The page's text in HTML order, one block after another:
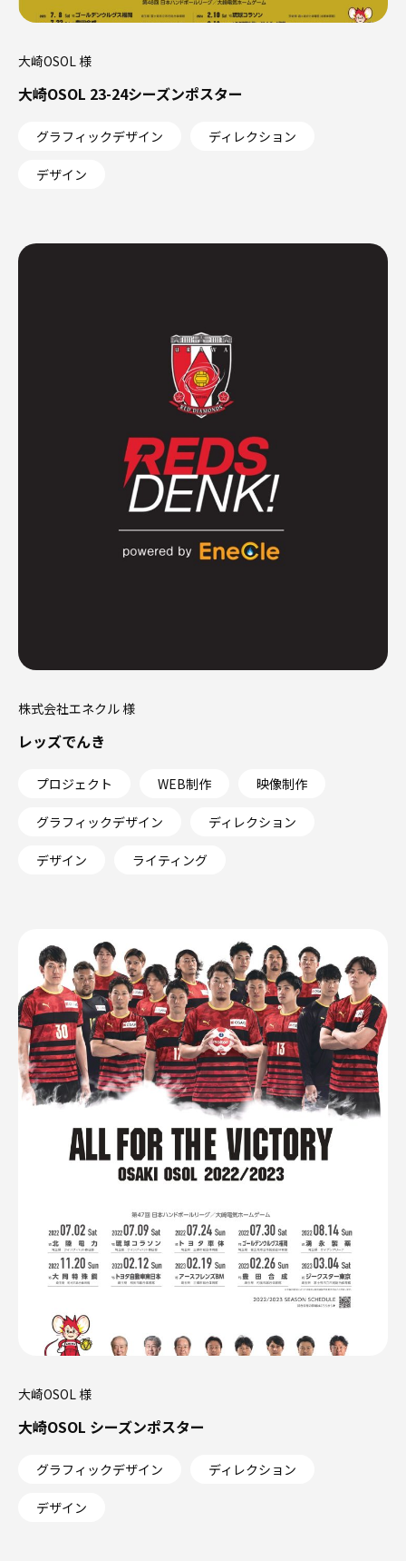
大崎OSOL 様
大崎OSOL 23-24シーズンポスター
グラフィックデザイン ディレクション
デザイン
株式会社エネクル 様
レッズでんき
プロジェクト WEB制作 映像制作
グラフィックデザイン ディレクション
デザイン ライティング
大崎OSOL 様
大崎OSOL シーズンポスター
グラフィックデザイン ディレクション
デザイン